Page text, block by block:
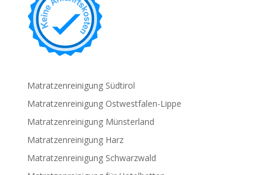
Matratzenreinigung Südtirol
Matratzenreinigung Ostwestfalen-Lippe
Matratzenreinigung Münsterland
Matratzenreinigung Harz
Matratzenreinigung Schwarzwald